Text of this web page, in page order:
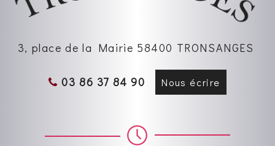
3, place de la Mairie 58400 TRONSANGES
03 86 37 84 90 Nous écrire